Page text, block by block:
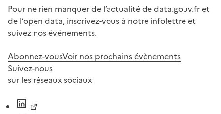
Pour ne rien manquer de l’actualité de data.gouv.fr et
de l’open data, inscrivez-vous à notre infolettre et
suivez nos événements.
Abonnez-vousVoir nos prochains évènements
Suivez-nous
sur les réseaux sociaux